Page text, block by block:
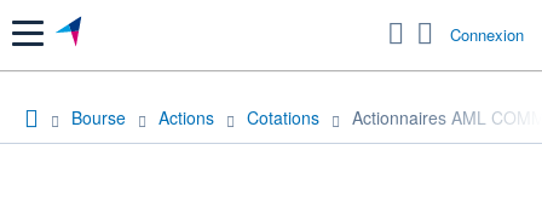
Menu Connexion
Bourse Actions Cotations Actionnaires AML